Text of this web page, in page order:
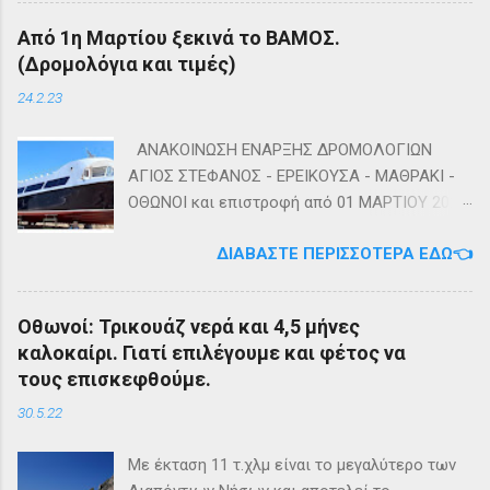
Από 1η Μαρτίου ξεκινά το ΒΑΜΟΣ.
(Δρομολόγια και τιμές)
24.2.23
ΑΝΑΚΟΙΝΩΣΗ ΕΝΑΡΞΗΣ ΔΡΟΜΟΛΟΓΙΩΝ
ΑΓΙΟΣ ΣΤΕΦΑΝΟΣ - ΕΡΕΙΚΟΥΣΑ - ΜΑΘΡΑΚΙ -
ΟΘΩΝΟΙ και επιστροφή από 01 ΜΑΡΤΙΟΥ 2023
της εταιρίας μας, ΕΓ-ΔΡ ΒΑΜΟΣ, αναμένεται
και επιστροφή με 3 δρομολόγια την εβδομάδα
από 01/03/2023 Πηγή: chania-lines.com
ΔΙΑΒΆΣΤΕ ΠΕΡΙΣΣΌΤΕΡΑ ΕΔΏ👈
Οθωνοί: Τρικουάζ νερά και 4,5 μήνες
καλοκαίρι. Γιατί επιλέγουμε και φέτος να
τους επισκεφθούμε.
30.5.22
Με έκταση 11 τ.χλμ είναι το μεγαλύτερο των